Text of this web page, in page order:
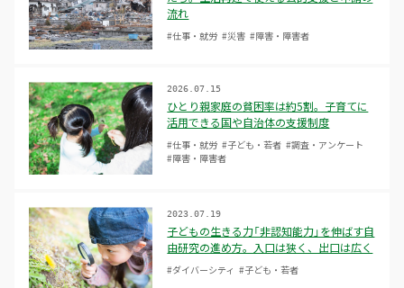
流れ
#仕事・就労 #災害 #障害・障害者
ひとり親家庭の貧困率は約5割。子育てに
活用できる国や自治体の支援制度
2026.07.15
#仕事・就労 #子ども・若者 #調査・アンケート
#障害・障害者
子どもの生きる力「非認知能力」を伸ばす自
由研究の進め方。入口は狭く、出口は広く
2023.07.19
#ダイバーシティ #子ども・若者